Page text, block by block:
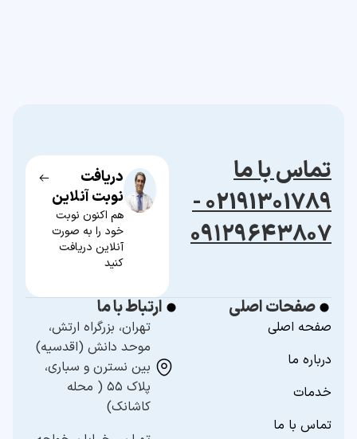
تماس با ما
02191301789 -
۰۹۱۲۹۶۴۳۸۰۷
دریافت
نوبت آنلاین
هم اکنون نوبت
خود را به صورت
آنلاین دریافت
کنید
صفحات اصلی
صفحه اصلی
درباره ما
خدمات
تماس با ما
ارتباط با ما
تهران، بزرگراه ارتش،
موحد دانش (اقدسیه)
بین نسترن و سباری،
پلاک ۵۵ ( محله
کاشانک)